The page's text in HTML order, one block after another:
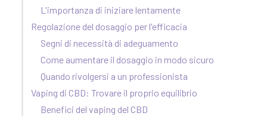
L'importanza di iniziare lentamente
Regolazione del dosaggio per l'efficacia
Segni di necessità di adeguamento
Come aumentare il dosaggio in modo sicuro
Quando rivolgersi a un professionista
Vaping di CBD: Trovare il proprio equilibrio
Benefici del vaping del CBD